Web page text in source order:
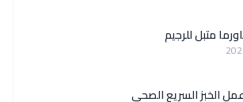
متبل للرجيم
الخبز السريع الصحى